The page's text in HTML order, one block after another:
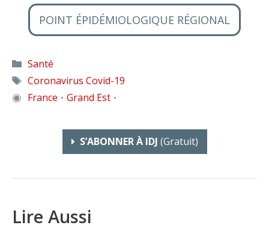
POINT ÉPIDÉMIOLOGIQUE RÉGIONAL
Catégories
Santé
Étiquettes
Coronavirus Covid-19
◉ France • Grand Est •
S’ABONNER À IDJ (gratuit)
Lire Aussi